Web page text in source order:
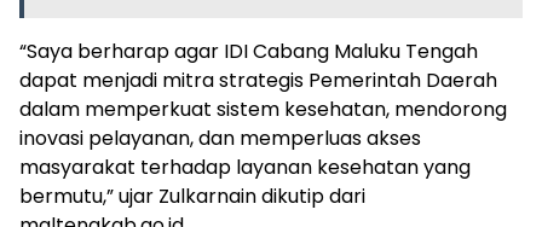
“Saya berharap agar IDI Cabang Maluku Tengah
dapat menjadi mitra strategis Pemerintah Daerah
dalam memperkuat sistem kesehatan, mendorong
inovasi pelayanan, dan memperluas akses
masyarakat terhadap layanan kesehatan yang
bermutu,” ujar Zulkarnain dikutip dari